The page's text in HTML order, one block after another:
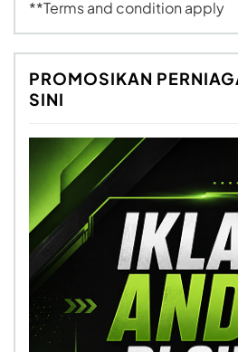
**Terms and condition apply
PROMOSIKAN
SINI